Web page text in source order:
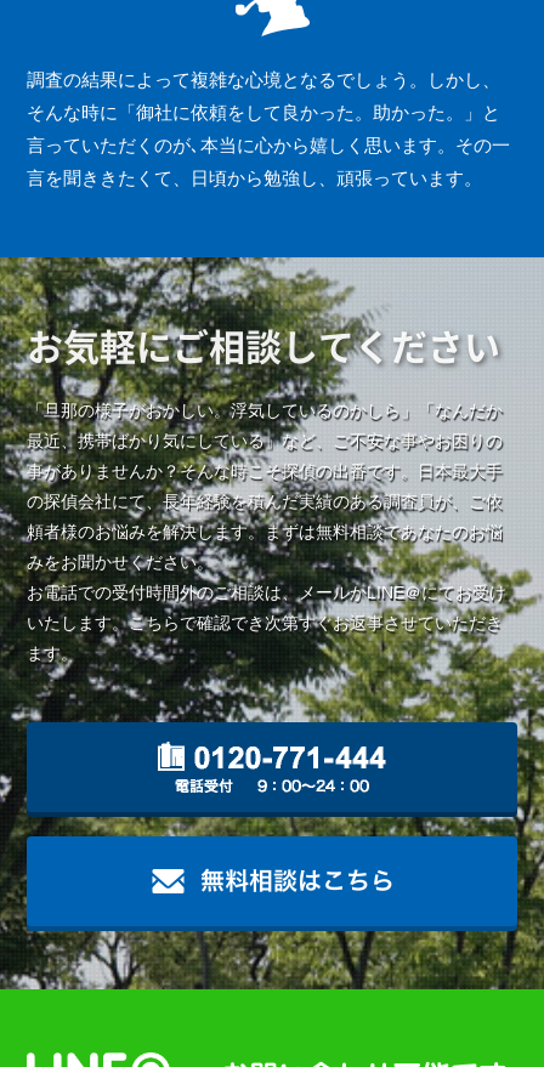
調査の結果によって複雑な心境となるでしょう。しかし、
そんな時に「御社に依頼をして良かった。助かった。」と
言っていただくのが､本当に心から嬉しく思います。その一
言を聞ききたくて、日頃から勉強し、頑張っています。
お気軽にご相談してください
「旦那の様子がおかしい。浮気しているのかしら」「なんだか
最近、携帯ばかり気にしている」など、ご不安な事やお困りの
事がありませんか？そんな時こそ探偵の出番です。日本最大手
の探偵会社にて、長年経験を積んだ実績のある調査員が、ご依
頼者様のお悩みを解決します。まずは無料相談であなたのお悩
みをお聞かせください。
お電話での受付時間外のご相談は、メールかLINE＠にてお受け
いたします。こちらで確認でき次第すぐお返事させていただき
ます。